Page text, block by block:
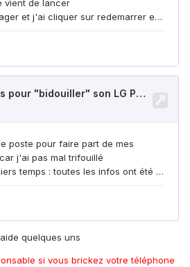
quelques uns
si vous brickez votre téléphone